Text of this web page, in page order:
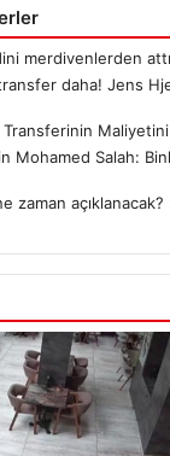
merdivenlerden attı
transfer daha! Jens
Maliyetini
Mohamed Salah:
zaman açıklanacak?